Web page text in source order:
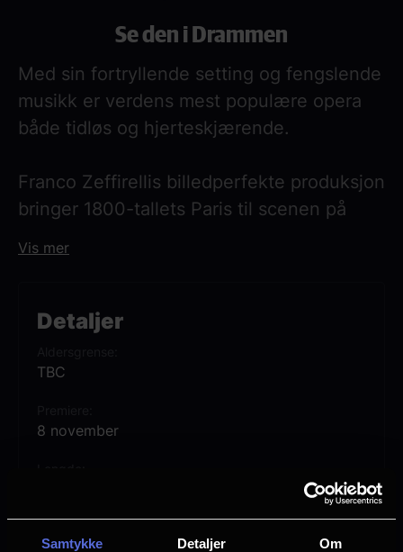
Samtykke Detaljer Om
Detaljer
TBC
8 november
Se den i Drammen
Med sin fortryllende setting og fengslende
musikk er verdens mest populære opera
både tidløs og hjerteskjærende.
Franco Zeffirellis billedperfekte produksjon
bringer 1800-tallets Paris til scenen på
syersken Mimì, overfor tenor Freddie De
Rodolfo.
Keri-Lynn Wilson dirigerer forestillingen 8.
november, som vil bli sendt direkte fra
scenen på The Met. Rolleliste:
Vis mer